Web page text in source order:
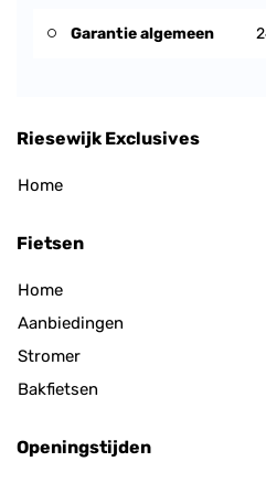
Garantie algemeen
Riesewijk Exclusives
Home
Fietsen
Home
Aanbiedingen
Stromer
Bakfietsen
Openingstijden